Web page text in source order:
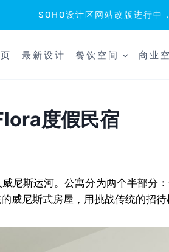
SOHO设计区网站改版进行中
最新设计 餐饮空间 商业
度假民宿
尼斯运河。公寓分为两个半部分
威尼斯式房屋，用挑战传统的招